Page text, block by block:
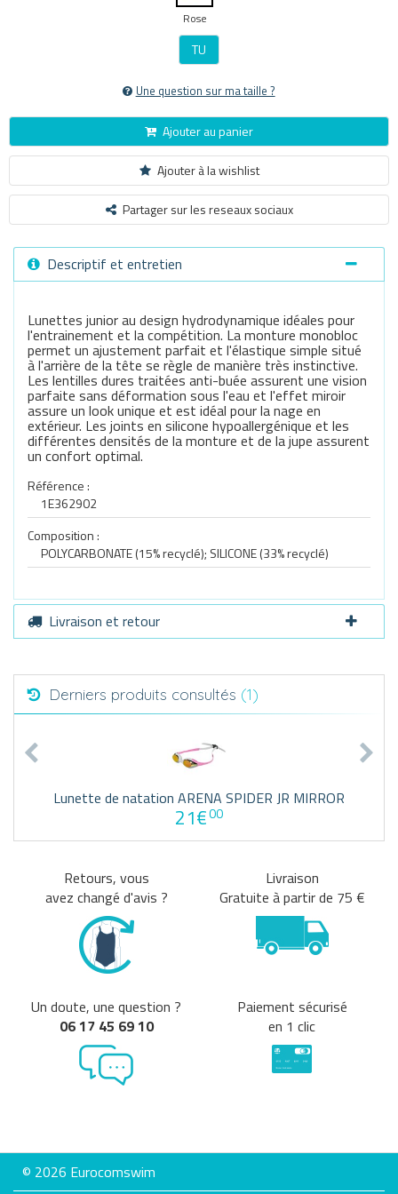
Rose
TU
Une question sur ma taille ?
Ajouter au panier
Ajouter à la wishlist
Partager sur les reseaux sociaux
Descriptif et entretien
Lunettes junior au design hydrodynamique idéales pour
l'entrainement et la compétition. La monture monobloc
permet un ajustement parfait et l'élastique simple situé
à l'arrière de la tête se règle de manière très instinctive.
Les lentilles dures traitées anti-buée assurent une vision
parfaite sans déformation sous l'eau et l'effet miroir
assure un look unique et est idéal pour la nage en
extérieur. Les joints en silicone hypoallergénique et les
différentes densités de la monture et de la jupe assurent
un confort optimal.
Référence :
1E362902
Composition :
POLYCARBONATE (15% recyclé); SILICONE (33% recyclé)
Livraison et retour
Derniers produits consultés (1)
Lunette de natation ARENA SPIDER JR MIRROR
21€00
Retours, vous
avez changé d'avis ?
Livraison
Gratuite à partir de 75 €
Un doute, une question ?
06 17 45 69 10
Paiement sécurisé
en 1 clic
© 2026 Eurocomswim